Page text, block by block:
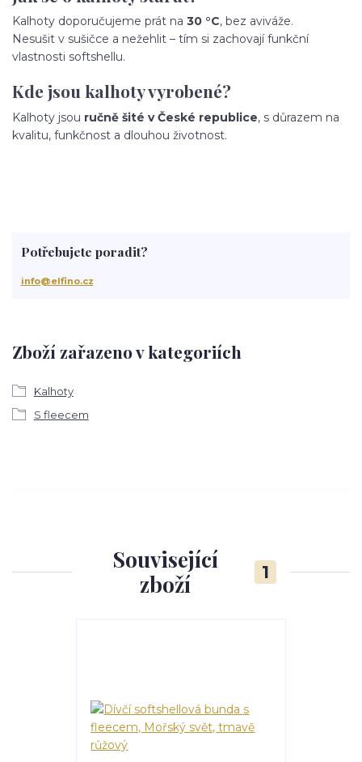
Kalhoty doporučujeme prát na 30 °C, bez aviváže.
Nesušit v sušičce a nežehlit – tím si zachovají funkční
vlastnosti softshellu.
Kde jsou kalhoty vyrobené?
Kalhoty jsou ručně šité v České republice, s důrazem na
kvalitu, funkčnost a dlouhou životnost.
Zboží zařazeno v kategoriích
Kalhoty
S fleecem
Potřebujete poradit?
info@elfino.cz
Související
zboží
1